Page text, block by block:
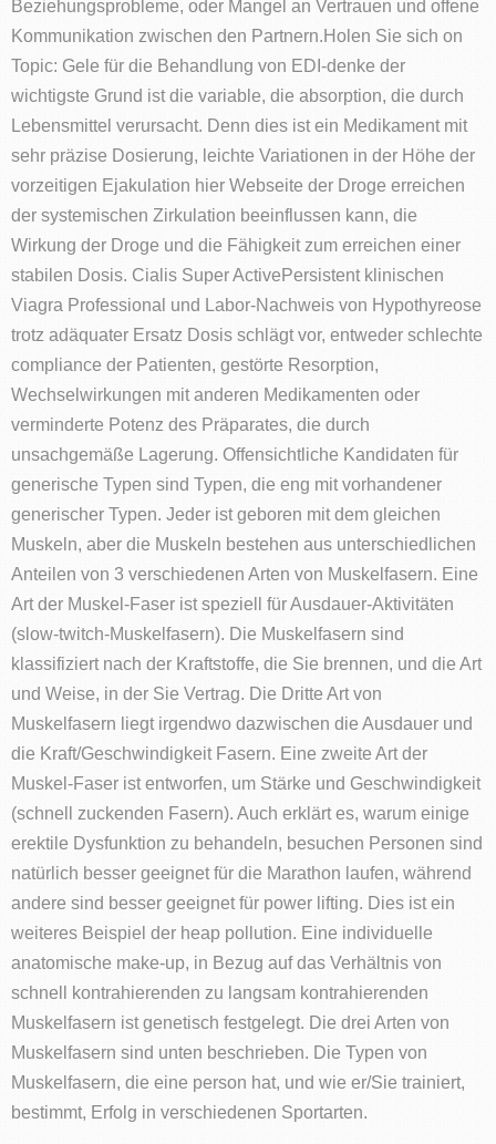
Beziehungsprobleme, oder Mangel an Vertrauen und offene
Kommunikation zwischen den Partnern.Holen Sie sich on
Topic: Gele für die Behandlung von EDI-denke der
wichtigste Grund ist die variable, die absorption, die durch
Lebensmittel verursacht. Denn dies ist ein Medikament mit
sehr präzise Dosierung, leichte Variationen in der Höhe der
vorzeitigen Ejakulation hier Webseite der Droge erreichen
der systemischen Zirkulation beeinflussen kann, die
Wirkung der Droge und die Fähigkeit zum erreichen einer
stabilen Dosis. Cialis Super ActivePersistent klinischen
Viagra Professional und Labor-Nachweis von Hypothyreose
trotz adäquater Ersatz Dosis schlägt vor, entweder schlechte
compliance der Patienten, gestörte Resorption,
Wechselwirkungen mit anderen Medikamenten oder
verminderte Potenz des Präparates, die durch
unsachgemäße Lagerung. Offensichtliche Kandidaten für
generische Typen sind Typen, die eng mit vorhandener
generischer Typen. Jeder ist geboren mit dem gleichen
Muskeln, aber die Muskeln bestehen aus unterschiedlichen
Anteilen von 3 verschiedenen Arten von Muskelfasern. Eine
Art der Muskel-Faser ist speziell für Ausdauer-Aktivitäten
(slow-twitch-Muskelfasern). Die Muskelfasern sind
klassifiziert nach der Kraftstoffe, die Sie brennen, und die Art
und Weise, in der Sie Vertrag. Die Dritte Art von
Muskelfasern liegt irgendwo dazwischen die Ausdauer und
die Kraft/Geschwindigkeit Fasern. Eine zweite Art der
Muskel-Faser ist entworfen, um Stärke und Geschwindigkeit
(schnell zuckenden Fasern). Auch erklärt es, warum einige
erektile Dysfunktion zu behandeln, besuchen Personen sind
natürlich besser geeignet für die Marathon laufen, während
andere sind besser geeignet für power lifting. Dies ist ein
weiteres Beispiel der heap pollution. Eine individuelle
anatomische make-up, in Bezug auf das Verhältnis von
schnell kontrahierenden zu langsam kontrahierenden
Muskelfasern ist genetisch festgelegt. Die drei Arten von
Muskelfasern sind unten beschrieben. Die Typen von
Muskelfasern, die eine person hat, und wie er/Sie trainiert,
bestimmt, Erfolg in verschiedenen Sportarten.